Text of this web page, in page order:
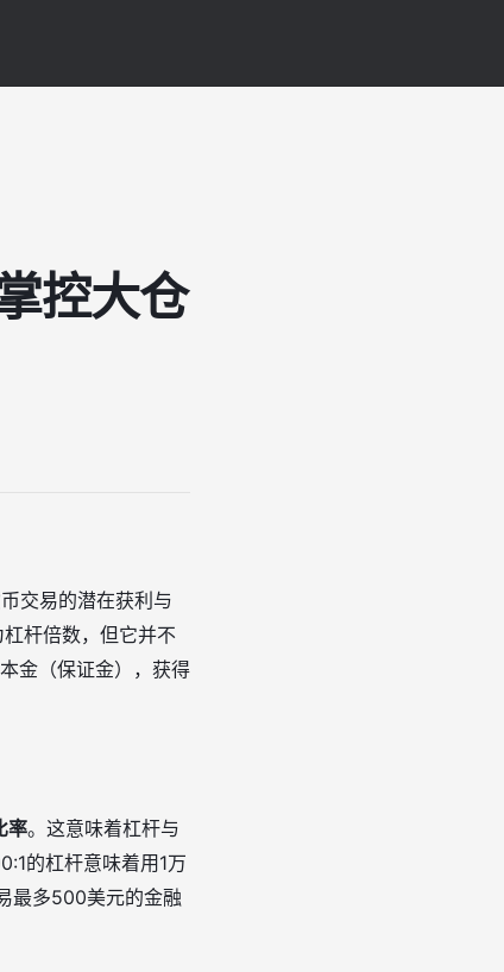
控大仓
交易的潜在获利与
杆倍数，但它并不
金（保证金），获得
率。这意味着杠杆与
的杠杆意味着用1万
最多500美元的金融